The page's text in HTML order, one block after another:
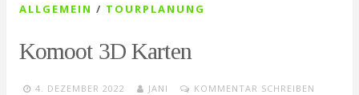
ALLGEMEIN / TOURPLANUNG
Komoot 3D Karten
4. DEZEMBER 2022 JANI KOMMENTAR SCHREIBEN